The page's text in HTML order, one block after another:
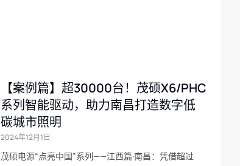
【案例篇】超30000台！茂硕X6/PHC
系列智能驱动，助力南昌打造数字低
碳城市照明
2024年12月1日
茂硕电源“点亮中国”系列——江西篇·南昌：凭借超过